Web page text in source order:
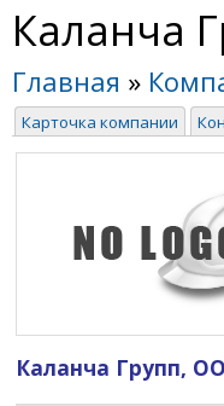
Каланча
Главная »
Карточка компании
Каланча Групп,